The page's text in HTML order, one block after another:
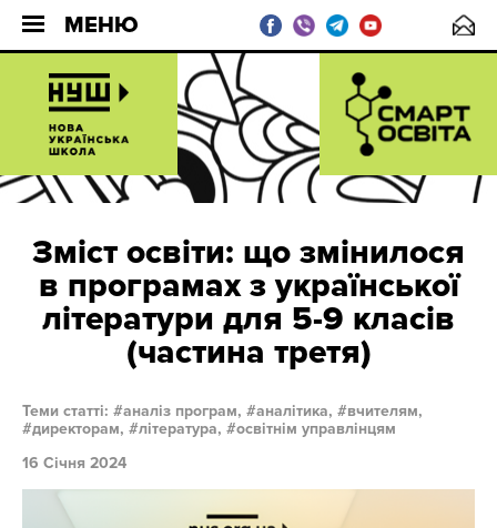
МЕНЮ
Зміст освіти: що змінилося
в програмах з української
літератури для 5-9 класів
(частина третя)
Теми статті: аналіз програм, аналітика,
вчителям,
директорам,
література,
освітнім управлінцям
16 Січня 2024